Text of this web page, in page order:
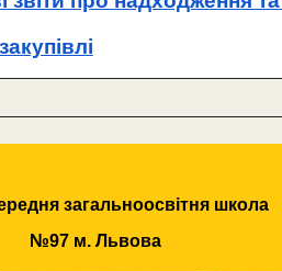
загальноосвітня школа
№97 м. Львова